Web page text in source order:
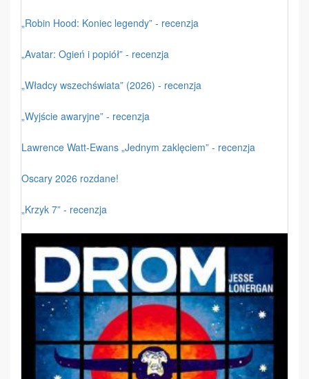
„Robin Hood: Koniec legendy” - recenzja
„Avatar: Ogień i popiół” - recenzja
„Władcy wszechświata” (2026) - recenzja
„Wyjście awaryjne” - recenzja
Lawrence Watt-Ewans „Jednym zaklęciem” - recenzja
Oscary 2026 rozdane!
„Krzyk 7” - recenzja